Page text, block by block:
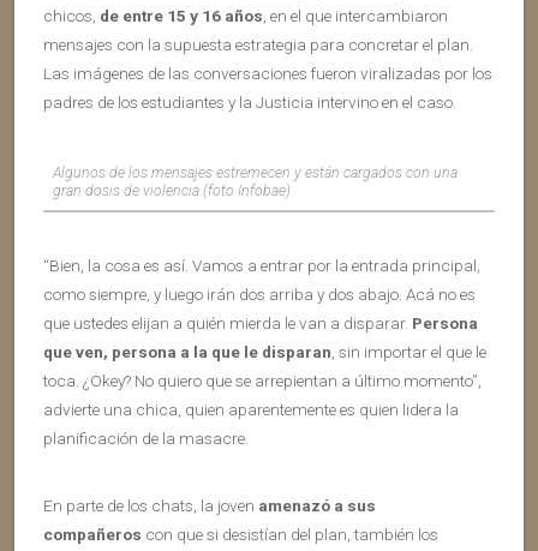
chicos, de entre 15 y 16 años , en el que intercambiaron
mensajes con la supuesta estrategia para concretar el plan.
Las imágenes de las conversaciones fueron viralizadas por los
padres de los estudiantes y la Justicia intervino en el caso.
Algunos de los mensajes estremecen y están cargados con una
gran dosis de violencia (foto Infobae)
“Bien, la cosa es así. Vamos a entrar por la entrada principal,
como siempre, y luego irán dos arriba y dos abajo. Acá no es
que ustedes elijan a quién mierda le van a disparar. Persona
que ven, persona a la que le disparan , sin importar el que le
toca. ¿Okey? No quiero que se arrepientan a último momento”,
advierte una chica, quien aparentemente es quien lidera la
planificación de la masacre.
En parte de los chats, la joven amenazó a sus
compañeros con que si desistían del plan, también los